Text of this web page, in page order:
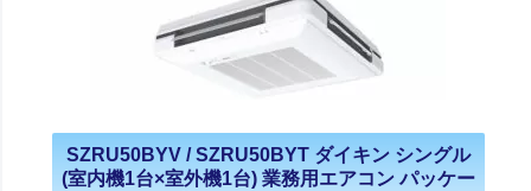
SZRU50BYV / SZRU50BYT ダイキン シングル
(室内機1台×室外機1台) 業務用エアコン パッケー